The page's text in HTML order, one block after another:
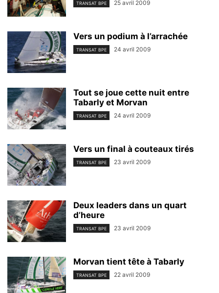
TRANSAT BPE 25 avril 2009
Vers un podium à l’arrachée
TRANSAT BPE 24 avril 2009
Tout se joue cette nuit entre
Tabarly et Morvan
TRANSAT BPE 24 avril 2009
Vers un final à couteaux tirés
TRANSAT BPE 23 avril 2009
Deux leaders dans un quart
d’heure
TRANSAT BPE 23 avril 2009
Morvan tient tête à Tabarly
TRANSAT BPE 22 avril 2009